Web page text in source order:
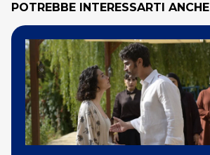
POTREBBE INTERESSARTI ANCHE